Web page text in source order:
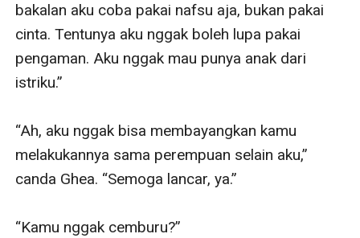
bakalan aku coba pakai nafsu aja, bukan pakai
cinta. Tentunya aku nggak boleh lupa pakai
pengaman. Aku nggak mau punya anak dari
istriku.”
“Ah, aku nggak bisa membayangkan kamu
melakukannya sama perempuan selain aku,”
canda Ghea. “Semoga lancar, ya.”
“Kamu nggak cemburu?”